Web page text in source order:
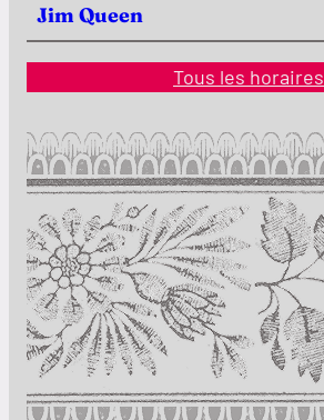
Jim Queen
Tous les horaires